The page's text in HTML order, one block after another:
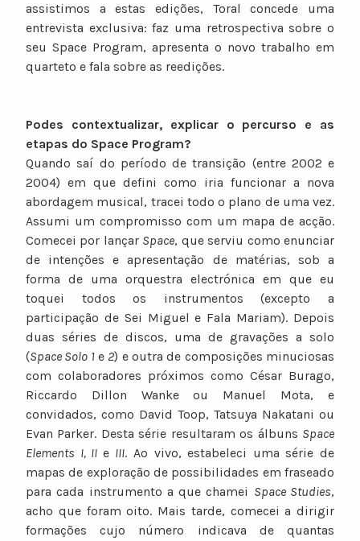
assistimos a estas edições, Toral concede uma
entrevista exclusiva: faz uma retrospectiva sobre o
seu Space Program, apresenta o novo trabalho em
quarteto e fala sobre as reedições.
Podes contextualizar, explicar o percurso e as
etapas do Space Program?
Quando saí do período de transição (entre 2002 e
2004) em que defini como iria funcionar a nova
abordagem musical, tracei todo o plano de uma vez.
Assumi um compromisso com um mapa de acção.
Comecei por lançar Space, que serviu como enunciar
de intenções e apresentação de matérias, sob a
forma de uma orquestra electrónica em que eu
toquei todos os instrumentos (excepto a
participação de Sei Miguel e Fala Mariam). Depois
duas séries de discos, uma de gravações a solo
(Space Solo 1e 2) e outra de composições minuciosas
com colaboradores próximos como César Burago,
Riccardo Dillon Wanke ou Manuel Mota, e
convidados, como David Toop, Tatsuya Nakatani ou
Evan Parker. Desta série resultaram os álbuns Space
Elements I, II e III. Ao vivo, estabeleci uma série de
mapas de exploração de possibilidades em fraseado
para cada instrumento a que chamei Space Studies,
acho que foram oito. Mais tarde, comecei a dirigir
formações cujo número indicava de quantas